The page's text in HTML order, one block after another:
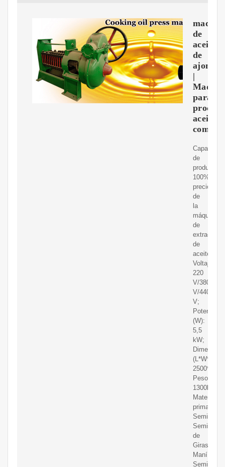
de
aceite
de
ajonjolí
|
para
aceite
Capacidad
de
100%
precio
de
la
máquina
de
extracción
de
aceite;
Voltaje:
220
V/380
V/440
V;
Potencia
(W):
5,5
kW;
Dimensión
(L*W*H):
Peso:
1300kg;
Materia
prima:
Semilla,
Semilla
de
Girasol,
Maní,
Semilla